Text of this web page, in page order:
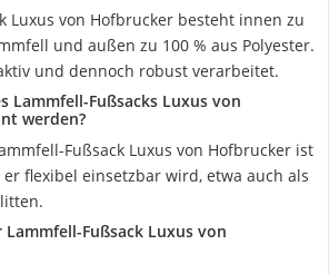
Luxus von Hofbrucker besteht innen zu
und außen zu 100 % aus Polyester.
und dennoch robust verarbeitet.
Lammfell-Fußsacks Luxus von
werden?
Fußsack Luxus von Hofbrucker ist
flexibel einsetzbar wird, etwa auch als
Fußsack Luxus von